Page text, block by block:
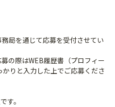
局を通じて応募を受付させてい
の際はWEB履歴書（プロフィー
りと入力した上でご応募くださ
す。